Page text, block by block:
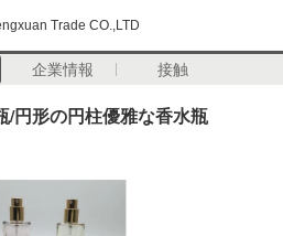
Trade CO.,LTD
企業情報 接触
/円形の円柱優雅な香水瓶